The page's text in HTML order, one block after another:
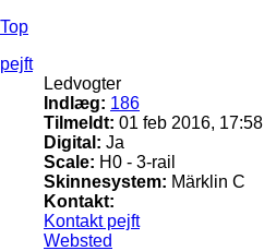
Top
pejft
Ledvogter
Indlæg: 186
Tilmeldt: 01 feb 2016, 17:58
Digital: Ja
Scale: H0 - 3-rail
Skinnesystem: Märklin C
Kontakt:
Kontakt pejft
Websted